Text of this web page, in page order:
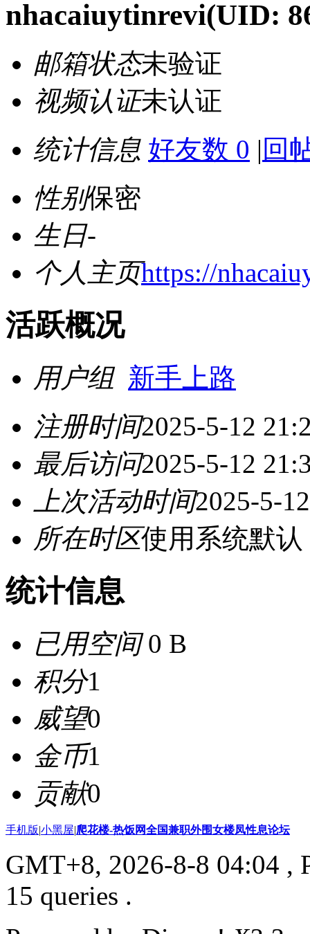
nhacaiuytinrevi(UID:
邮箱状态未验证
视频认证未认证
统计信息 好友数 0 | 回
性别保密
生日-
个人主页https://
活跃概况
用户组 新手上路
注册时间2025-5-12
最后访问2025-5-12
上次活动时间2025-5-
所在时区使用系统默认
统计信息
已用空间0 B
积分1
威望0
金币1
贡献0
手机版|小黑屋|爬花楼-热饭网全国兼职外围女楼凤性息论坛
GMT+8, 2026-8-8 04:04 ,
15 queries .